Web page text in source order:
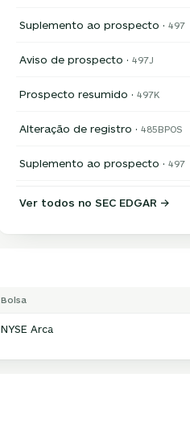
Suplemento ao prospecto · 497
Aviso de prospecto · 497J
Prospecto resumido · 497K
Alteração de registro · 485BPOS
Suplemento ao prospecto · 497
Ver todos no SEC EDGAR →
Bolsa
NYSE Arca